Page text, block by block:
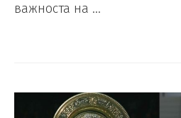
важноста на …